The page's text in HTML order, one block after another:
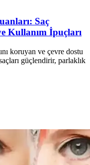
Saç
Kullanım İpuçları
koruyan ve çevre dostu
güçlendirir, parlaklık